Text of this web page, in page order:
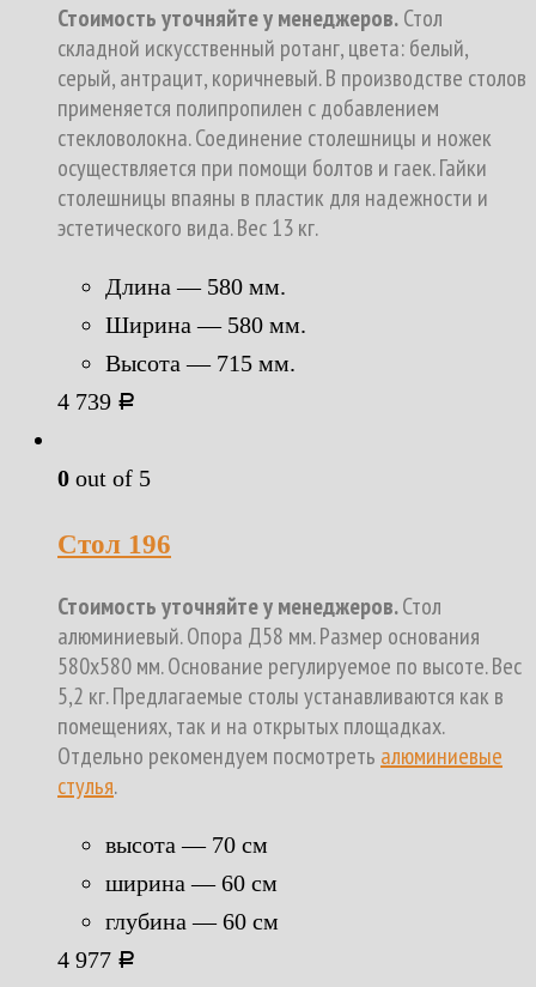
Стоимость уточняйте у менеджеров.Стол
складной искусственный ротанг, цвета: белый,
серый, антрацит, коричневый. В производстве столов
применяется полипропилен с добавлением
стекловолокна. Соединение столешницы и ножек
осуществляется при помощи болтов и гаек. Гайки
столешницы впаяны в пластик для надежности и
эстетического вида. Вес 13 кг.
Длина — 580 мм.
Ширина — 580 мм.
Высота — 715 мм.
4 739 Р
0 out of 5
Стол 196
Стоимость уточняйте у менеджеров.Стол
алюминиевый. Опора Д58 мм. Размер основания
580х580 мм. Основание регулируемое по высоте. Вес
5,2 кг. Предлагаемые столы устанавливаются как в
помещениях, так и на открытых площадках.
Отдельно рекомендуем посмотреть алюминиевые
стулья.
высота — 70 см
ширина — 60 см
глубина — 60 см
4 977 Р